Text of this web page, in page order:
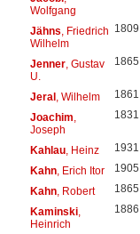
Wolfgang
Jähns , Friedrich
Wilhelm
1809
Jenner, Gustav
U.
1865
Jeral, Wilhelm 1861
Joachim
Joseph
1831
Kahlau, Heinz 1931
Kahn, Erich Itor 1905
Kahn, Robert 1865
Kaminski,
Heinrich
1886